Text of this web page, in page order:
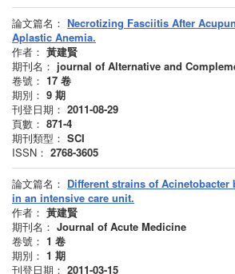
論文篇名： Necrotizing Fasciitis After
Aplastic Anemia.
作者： 黃建賢
期刊名： journal of Alternative and
卷號： 17 卷
期別： 9 期
刊登日期： 2011-08-29
頁數： 871-4
期刊類型： SCI
ISSN： 2768-3605
論文篇名： Different strains of
in an intensive care unit.
作者： 黃建賢
期刊名： Journal of Acute Medicine
卷號： 1 卷
期別： 1 期
刊登日期： 2011-03-15